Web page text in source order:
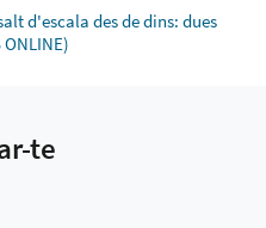
d'escala des de dins: dues
te